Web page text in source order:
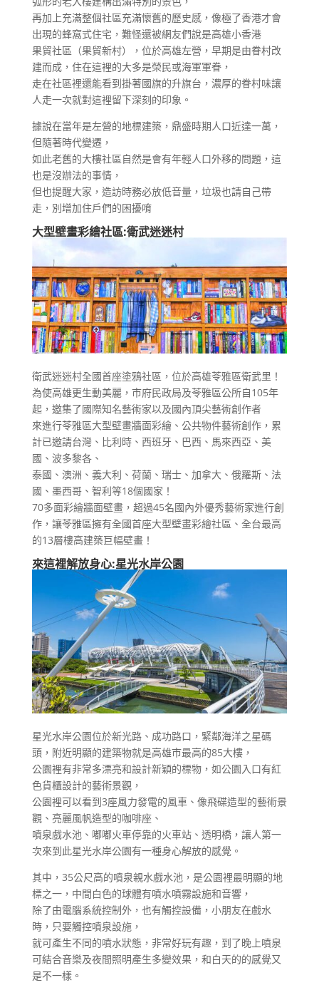
再加上充滿整個社區充滿懷舊的歷史感，像極了香港才會
出現的蜂窩式住宅，難怪還被網友們說是高雄小香港
果貿社區（果貿新村），位於高雄左營，早期是由眷村改
建而成，住在這裡的大多是榮民或海軍軍眷，
走在社區裡還能看到掛著國旗的升旗台，濃厚的眷村味讓
人走一次就對這裡留下深刻的印象。
據說在當年是左營的地標建築，鼎盛時期人口近達一萬，
但隨著時代變遷，
如此老舊的大樓社區自然是會有年輕人口外移的問題，這
也是沒辦法的事情，
但也提醒大家，造訪時務必放低音量，垃圾也請自己帶
走，別增加住戶們的困擾唷
大型壁畫彩繪社區:衛武迷迷村
衛武迷迷村全國首座塗鴉社區，位於高雄苓雅區衛武里！
為使高雄更生動美麗，市府民政局及苓雅區公所自105年
起，邀集了國際知名藝術家以及國內頂尖藝術創作者
來進行苓雅區大型壁畫牆面彩繪、公共物件藝術創作，累
計已邀請台灣、比利時、西班牙、巴西、馬來西亞、美
國、波多黎各、
泰國、澳洲、義大利、荷蘭、瑞士、加拿大、俄羅斯、法
國、墨西哥、智利等18個國家！
70多面彩繪牆面壁畫，超過45名國內外優秀藝術家進行創
作，讓苓雅區擁有全國首座大型壁畫彩繪社區、全台最高
的13層樓高建築巨幅壁畫！
來這裡解放身心:星光水岸公園
星光水岸公園位於新光路、成功路口，緊鄰海洋之星碼
頭，附近明顯的建築物就是高雄市最高的85大樓，
公園裡有非常多漂亮和設計新穎的標物，如公園入口有紅
色貨櫃設計的藝術景觀，
公園裡可以看到3座風力發電的風車、像飛碟造型的藝術景
觀、亮麗風帆造型的咖啡座、
噴泉戲水池、嘟嘟火車停靠的火車站、透明橋，讓人第一
次來到此星光水岸公園有一種身心解放的感覺。
其中，35公尺高的噴泉親水戲水池，是公園裡最明顯的地
標之一，中間白色的球體有噴水噴霧設施和音響，
除了由電腦系統控制外，也有觸控設備，小朋友在戲水
時，只要觸控噴泉設施，
就可產生不同的噴水狀態，非常好玩有趣，到了晚上噴泉
可結合音樂及夜間照明產生多變效果，和白天的的感覺又
是不一樣。